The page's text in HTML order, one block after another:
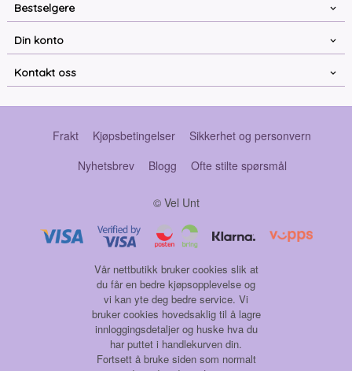
Bestselgere
Din konto
Kontakt oss
Frakt Kjøpsbetingelser
Sikkerhet og personvern
Nyhetsbrev
Blogg Ofte stilte spørsmål
© Vel Unt
Vår nettbutikk bruker cookies slik at
du får en bedre kjøpsopplevelse og
vi kan yte deg bedre service. Vi
bruker cookies hovedsaklig til å lagre
innloggingsdetaljer og huske hva du
har puttet i handlekurven din.
Fortsett å bruke siden som normalt